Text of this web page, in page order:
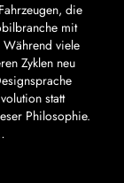
die
mit
Während viele
Zyklen neu
statt
Philosophie.